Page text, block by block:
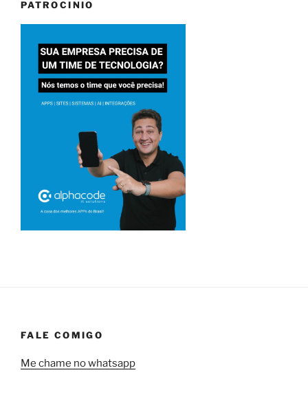
PATROCINIO
FALE COMIGO
Me chame no whatsapp